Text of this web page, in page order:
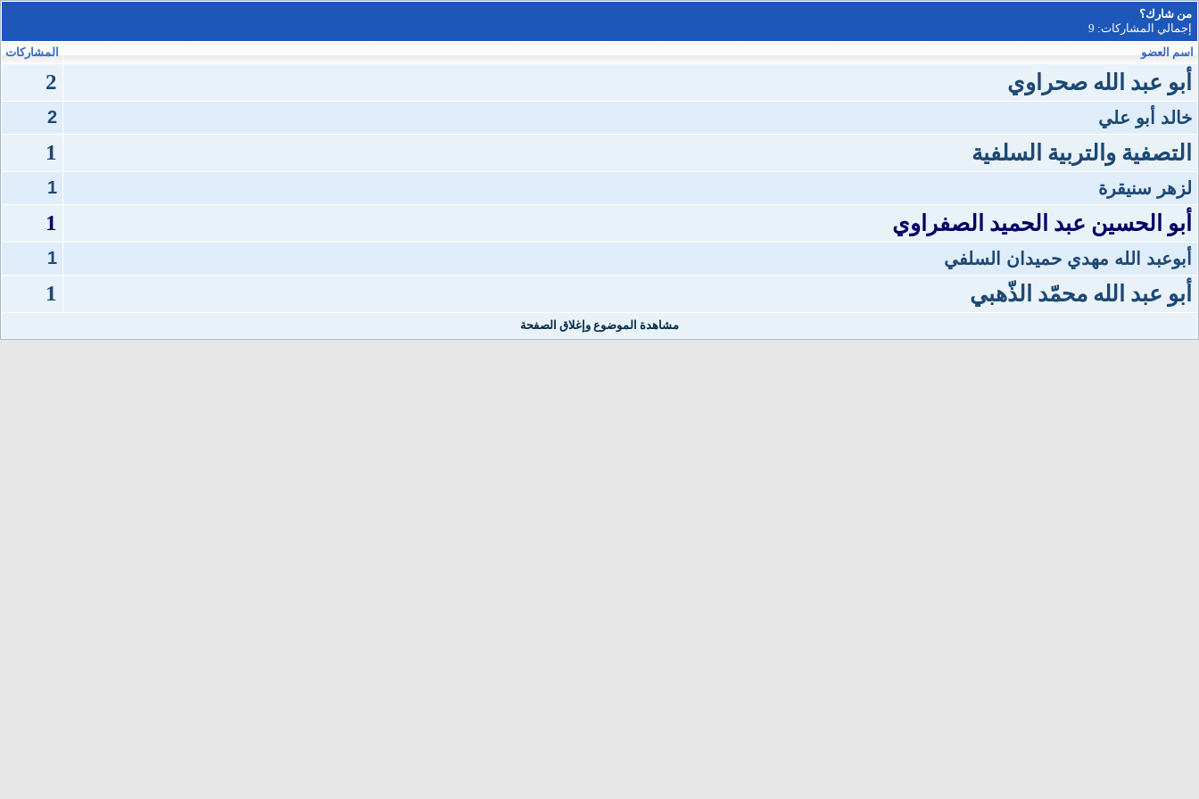
من شارك؟
إجمالي المشاركات: 9
اسم العضو
المشاركات
أبو عبد الله صحراوي 2
خالد أبو علي 2
التصفية والتربية السلفية 1
لزهر سنيقرة 1
أبو الحسين عبد الحميد الصفراوي 1
أبوعبد الله مهدي حميدان السلفي 1
أبو عبد الله محمّد الذّهبي 1
مشاهدة الموضوع وإغلاق الصفحة